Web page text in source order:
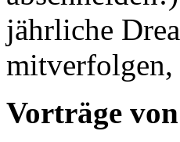
jährliche
mitverfolgen,
Vorträge